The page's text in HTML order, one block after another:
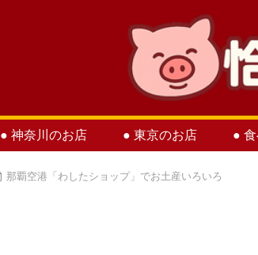
● 神奈川のお店 ● 東京のお店 ●
那覇空港「わしたショップ」でお土産いろいろ